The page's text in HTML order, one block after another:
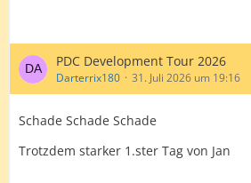
PDC Development Tour 2026
Darterrix180 31. Juli 2026 um 19:16
Schade Schade Schade
Trotzdem starker 1.ster Tag von Jan